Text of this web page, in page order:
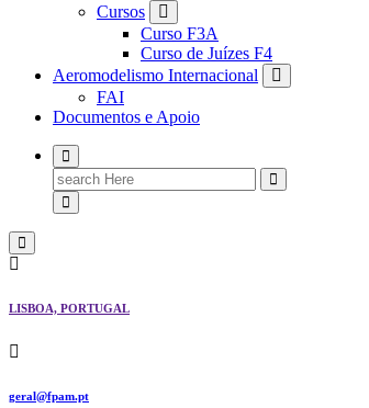
Cursos
Curso F3A
Curso de Juízes F4
Aeromodelismo Internacional
FAI
Documentos e Apoio
Search
for:
LISBOA, PORTUGAL
geral@fpam.pt